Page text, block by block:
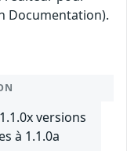
Documentation).
versions
à 1.1.0a